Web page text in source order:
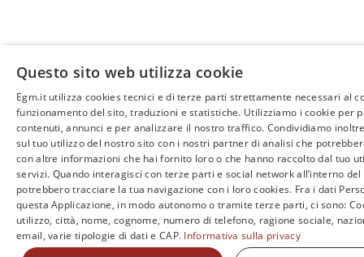
Questo sito web utilizza cookie
Egm.it utilizza cookies tecnici e di terze parti strettamente necessari al
funzionamento del sito, traduzioni e statistiche. Utilizziamo i cookie per
contenuti, annunci e per analizzare il nostro traffico. Condividiamo
sul tuo utilizzo del nostro sito con i nostri partner di analisi che
con altre informazioni che hai fornito loro o che hanno raccolto dal tuo
servizi. Quando interagisci con terze parti e social network all’interno
potrebbero tracciare la tua navigazione con i loro cookies. Fra i dati
questa Applicazione, in modo autonomo o tramite terze parti, ci sono:
utilizzo, città, nome, cognome, numero di telefono, ragione sociale,
email, varie tipologie di dati e CAP. Informativa sulla privacy